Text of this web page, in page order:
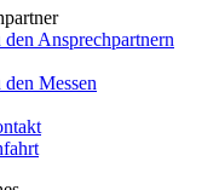
den Ansprechpartnern
den Messen